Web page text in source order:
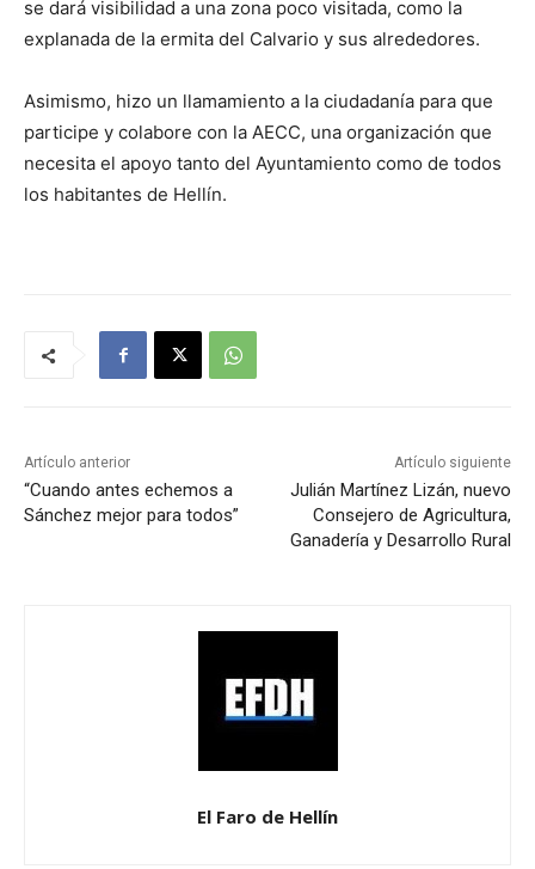
se dará visibilidad a una zona poco visitada, como la
explanada de la ermita del Calvario y sus alrededores.
Asimismo, hizo un llamamiento a la ciudadanía para que
participe y colabore con la AECC, una organización que
necesita el apoyo tanto del Ayuntamiento como de todos
los habitantes de Hellín.
Artículo anterior
“Cuando antes echemos a
Sánchez mejor para todos”
Artículo siguiente
Julián Martínez Lizán, nuevo
Consejero de Agricultura,
Ganadería y Desarrollo Rural
El Faro de Hellín